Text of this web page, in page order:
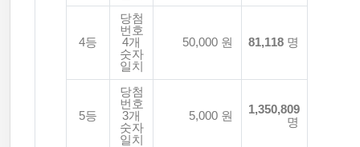
4등
당첨
번호
4개
숫자
일치
50,000 원 81,118 명
5등
당첨
번호
3개
숫자
일치
5,000 원
1,350,809
명